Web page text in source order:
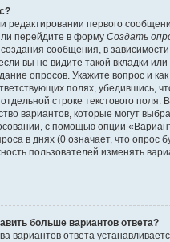
редактировании первого
перейдите в форму Создать
сообщения, в
вы не видите такой вкладки
опросов. Укажите вопрос и
полях, убедившись,
строке текстового поля.
вариантов, которые могут
с помощью опции
в днях (0 означает, что опрос
пользователей изменять
больше вариантов ответа?
вариантов ответа